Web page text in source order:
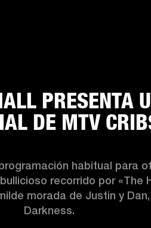
PRESENTA
DE MTV
habitual para
recorrido por «The
morada de Justin y
Darkness.